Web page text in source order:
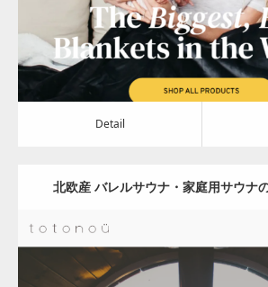
Detail
北欧産 バレルサウナ・家庭用サウナ